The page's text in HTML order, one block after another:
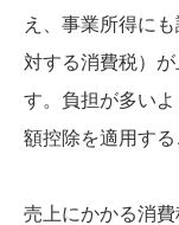
え、事業所得に
対する消費税）
す。負担が多い
額控除を適用する
売上にかかる消